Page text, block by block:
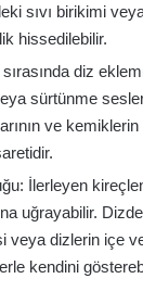
sıvı birikimi
hissedilebilir.
diz
sürtünme
ve
İlerleyen
uğrayabilir.
veya dizlerin içe
kendini